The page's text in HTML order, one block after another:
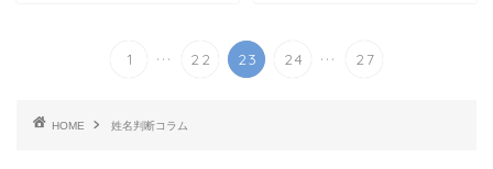
1 ... 22 23 24 ... 27
HOME 姓名判断コラム